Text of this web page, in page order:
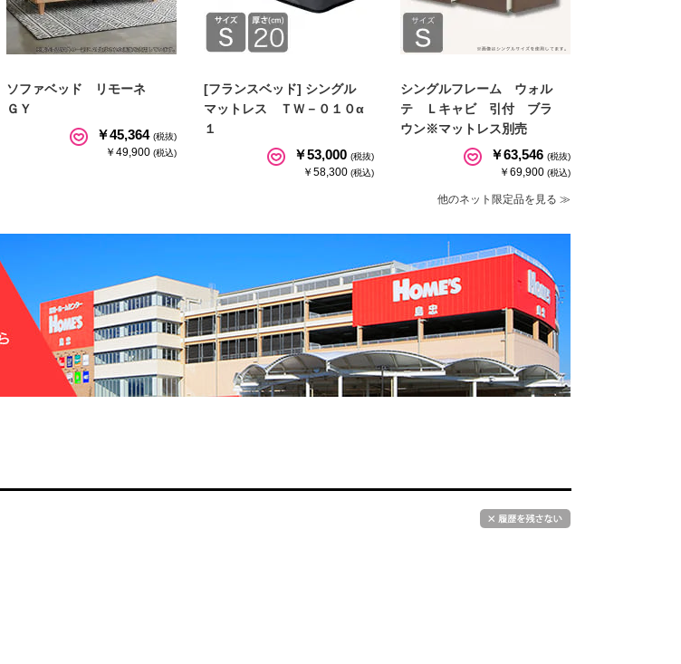
ソファベッド リモーネ
ＧＹ
￥45,364 (税抜)
￥49,900(税込)
[フランスベッド] シングル
マットレス ＴＷ－０１０α
１
￥53,000 (税抜)
￥58,300 (税込)
シングルフレーム ウォル
テ Ｌキャビ 引付 ブラ
ウン※マットレス別売
￥63,546 (税抜)
￥69,900 (税込)
他のネット限定品を見る ≫